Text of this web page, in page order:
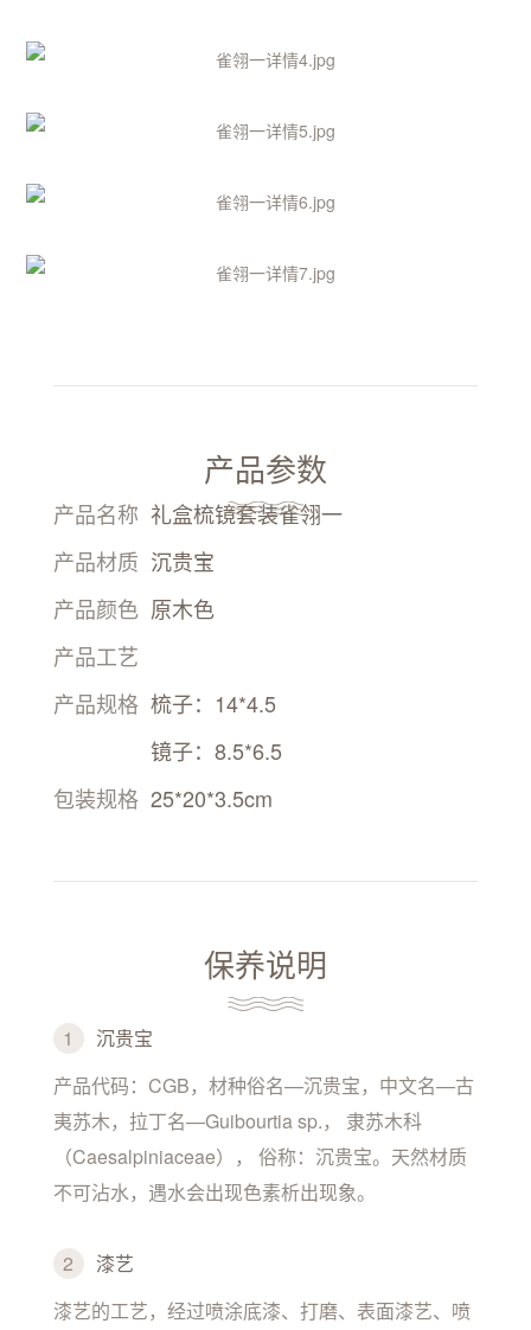
产品参数
产品名称 礼盒梳镜套装雀翎一
产品材质 沉贵宝
产品颜色 原木色
产品工艺
产品规格 梳子：14*4.5
镜子：8.5*6.5
包装规格 25*20*3.5cm
保养说明
1
沉贵宝
产品代码：CGB，材种俗名—沉贵宝，中文名—古
夷苏木，拉丁名—Guibourtia sp.， 隶苏木科
（Caesalpiniaceae）， 俗称：沉贵宝。天然材质
不可沾水，遇水会出现色素析出现象。
2
漆艺
漆艺的工艺，经过喷涂底漆、打磨、表面漆艺、喷